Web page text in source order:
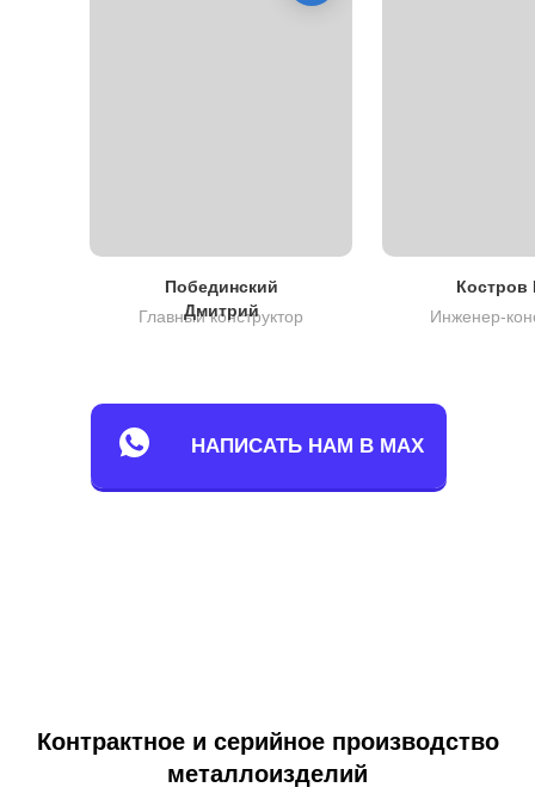
Главный конструктор
Побединский
Дмитрий
Инженер-
Костров
НАПИСАТЬ НАМ В MAX
Контрактное и серийное производство
металлоизделий